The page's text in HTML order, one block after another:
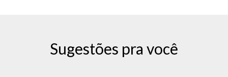
Sugestões pra você